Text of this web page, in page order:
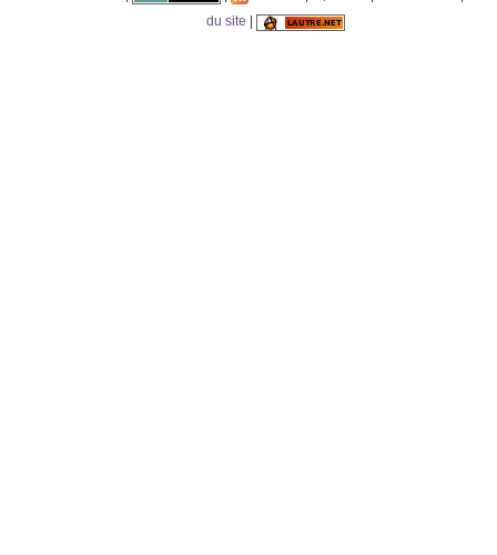
du site